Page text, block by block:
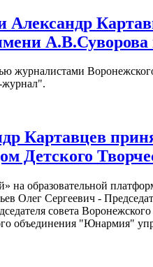
Александр
Картавцев
Детского
на образовательной
Сергеевич -
совета
объединения "Юнармия"